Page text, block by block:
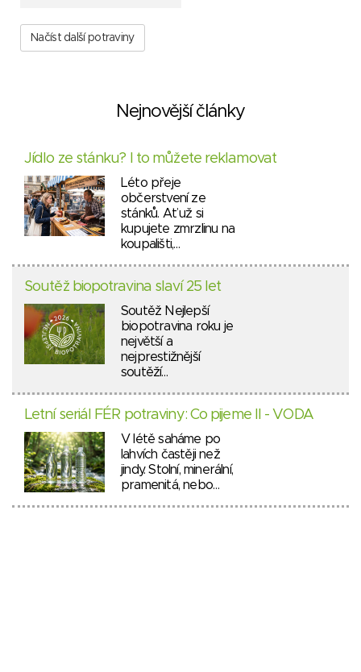
Načíst další potraviny
Nejnovější články
Jídlo ze stánku? I to můžete reklamovat
Léto přeje
občerstvení ze
stánků. Ať už si
kupujete zmrzlinu na
koupališti,…
Soutěž biopotravina slaví 25 let
Soutěž Nejlepší
biopotravina roku je
největší a
nejprestižnější
soutěží…
Letní seriál FÉR potraviny: Co pijeme II - VODA
V létě saháme po
lahvích častěji než
jindy. Stolní, minerální,
pramenitá, nebo…